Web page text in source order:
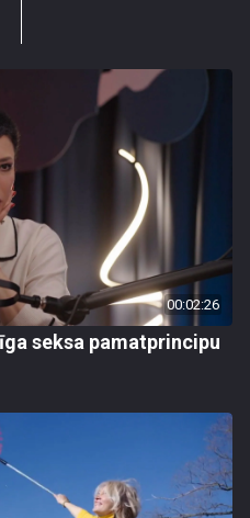
00:02:26
seksa pamatprincipu